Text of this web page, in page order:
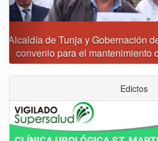
Reporte del tiempo en
Edictos